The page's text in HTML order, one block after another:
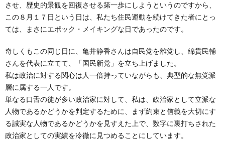
させ、歴史的景観を回復させる第一歩にしようというのですから、
この８月１７日という日は、私たち住民運動を続けてきた者にとっ
ては、まさにエポック・メイキングな日であったのです。
奇しくもこの同じ日に、亀井静香さんは自民党を離党し、綿貫民輔
さんを代表に立てて、「国民新党」を立ち上げました。
私は政治に対する関心は人一倍持っていながらも、典型的な無党派
層に属する一人です。
単なる口舌の徒が多い政治家に対して、私は、政治家として立派な
人物であるかどうかを判定するために、まず約束と信義を大切にす
る誠実な人物であるかどうかを見すえた上で、数字に裏打ちされた
政治家としての実績を冷徹に見つめることにしています。